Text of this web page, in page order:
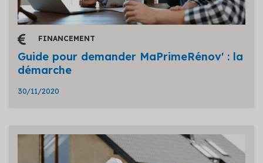
FINANCEMENT
Guide pour demander MaPrimeRénov' : la
démarche
30/11/2020